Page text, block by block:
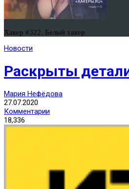
Хакер #322. Белый хакер
Новости
Раскрыты
Мария Нефёдова
27.07.2020
Комментарии
18,336